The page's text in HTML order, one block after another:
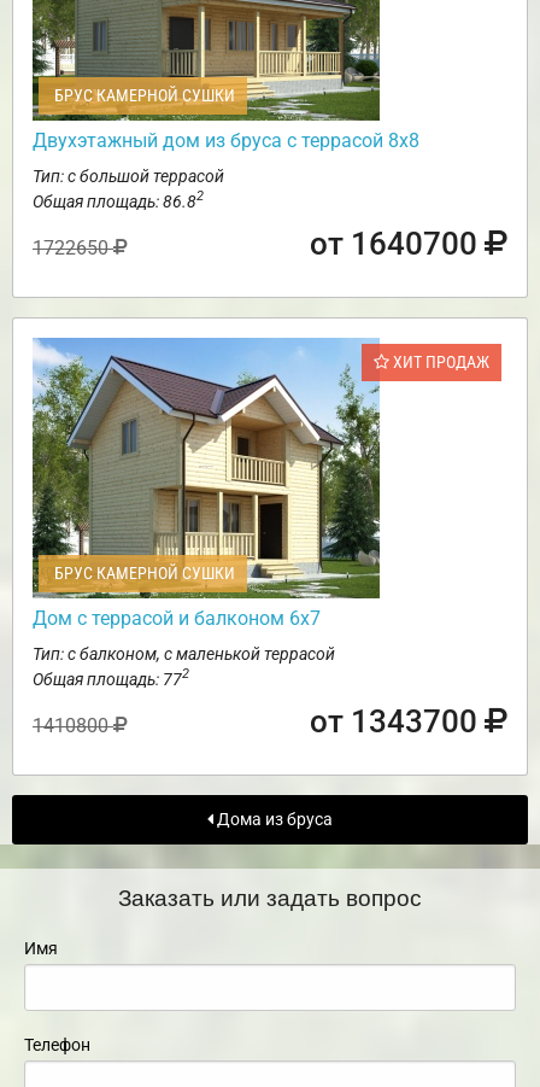
БРУС КАМЕРНОЙ СУШКИ
Двухэтажный дом из бруса с террасой 8х8
Тип: с большой террасой
Общая площадь: 86.82
1722650 от 1640700
ХИТ ПРОДАЖ
БРУС КАМЕРНОЙ СУШКИ
Дом с террасой и балконом 6х7
Тип: с балконом, с маленькой террасой
Общая площадь: 772
1410800 от 1343700
Дома из бруса
Заказать или задать вопрос
Имя
Телефон